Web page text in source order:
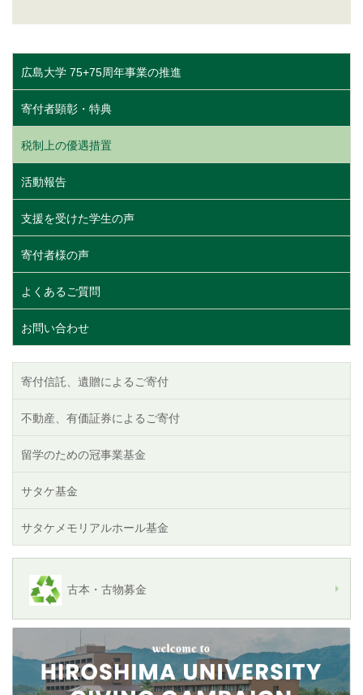
広島大学 75+75周年事業の推進
寄付者顕彰・特典
税制上の優遇措置
活動報告
支援を受けた学生の声
寄付者様の声
よくあるご質問
お問い合わせ
寄付信託、遺贈によるご寄付
不動産、有価証券によるご寄付
留学のための冠事業基金
サタケ基金
サタケメモリアルホール基金
古本・古物募金